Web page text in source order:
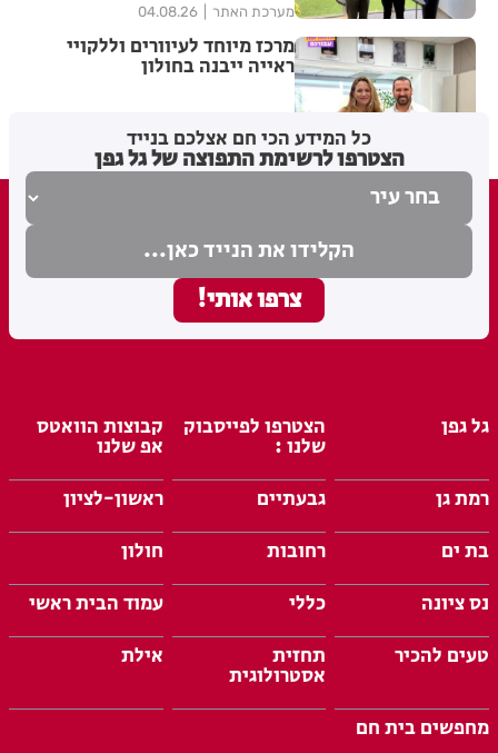
מערכת האתר 04.08.26
מרכז מיוחד לעיוורים וללקויי
ראייה ייבנה בחולון
מערכת האתר 03.08.26
כל המידע הכי חם אצלכם בנייד
הצטרפו לרשימת התפוצה של גל גפן
גל גפן הצטרפו לפייסבוק
שלנו :
קבוצות הוואטס
אפ שלנו
רמת גן
גבעתיים
ראשון-לציון
בת ים
רחובות
חולון
נס ציונה
כללי
עמוד הבית ראשי
טעים להכיר
תחזית
אסטרולוגית
אילת
מחפשים בית חם